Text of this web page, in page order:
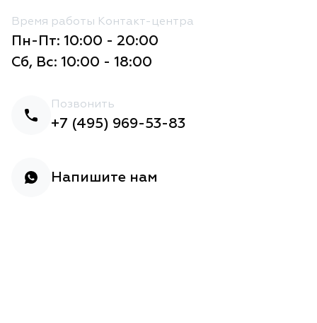
Время работы Контакт-центра
Пн-Пт: 10:00 - 20:00
Сб, Вс: 10:00 - 18:00
Позвонить
+7 (495) 969-53-83
Напишите нам